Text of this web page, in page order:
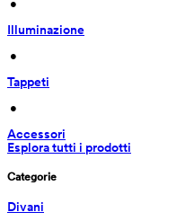
•
Illuminazione
•
Tappeti
•
Accessori
Esplora tutti i prodotti
Categorie
Divani